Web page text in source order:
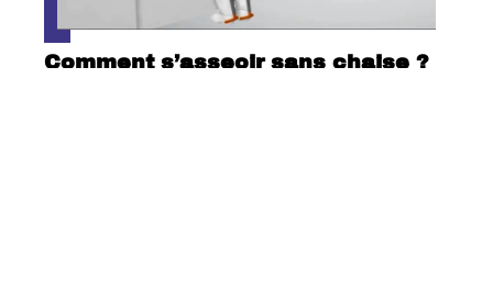
Comment s’asseoir sans chaise ?